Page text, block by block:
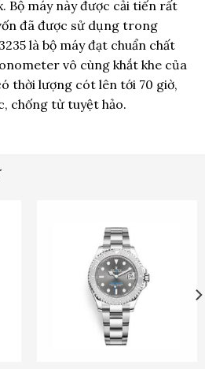
Bộ máy này được cải tiến rất
đã được sử dụng trong
là bộ máy đạt chuẩn chất
vô cùng khắt khe của
thời lượng cót lên tới 70 giờ,
chống từ tuyệt hảo.